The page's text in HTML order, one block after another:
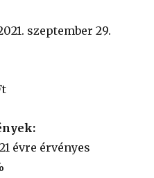
szeptember 29.
évre érvényes